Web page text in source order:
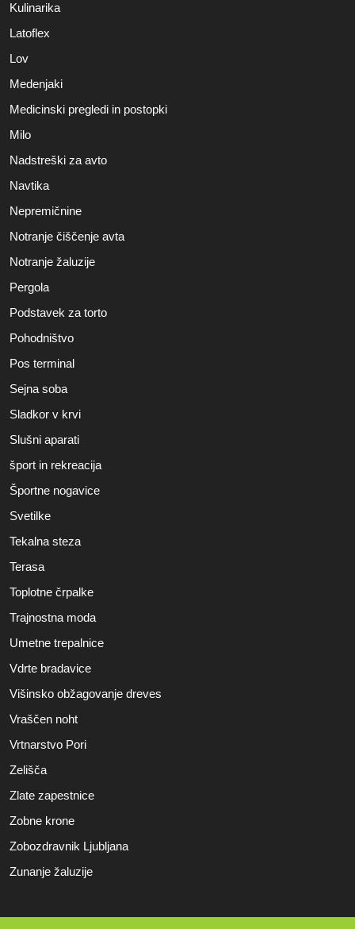
Kulinarika
Latoflex
Lov
Medenjaki
Medicinski pregledi in postopki
Milo
Nadstreški za avto
Navtika
Nepremičnine
Notranje čiščenje avta
Notranje žaluzije
Pergola
Podstavek za torto
Pohodništvo
Pos terminal
Sejna soba
Sladkor v krvi
Slušni aparati
šport in rekreacija
Športne nogavice
Svetilke
Tekalna steza
Terasa
Toplotne črpalke
Trajnostna moda
Umetne trepalnice
Vdrte bradavice
Višinsko obžagovanje dreves
Vraščen noht
Vrtnarstvo Pori
Zelišča
Zlate zapestnice
Zobne krone
Zobozdravnik Ljubljana
Zunanje žaluzije